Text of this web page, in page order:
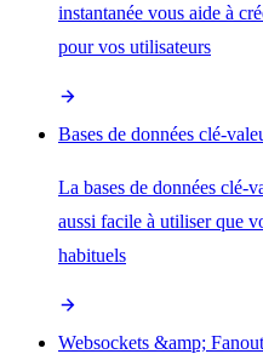
instantanée vous aide à
pour vos utilisateurs
Bases de données clé-
La bases de données clé-
aussi facile à utiliser que
habituels
Websockets &amp; Fanout